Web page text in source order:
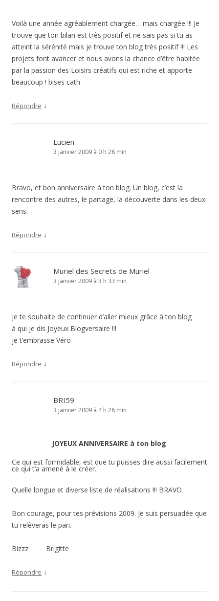
Voilà une année agréablement chargée… mais chargée !!! Je
trouve que ton bilan est très positif et ne sais pas si tu as
atteint la sérénité mais je trouve ton blog très positif !!! Les
projets font avancer et nous avons la chance d’être habitée
par la passion des Loisirs créatifs qui est riche et apporte
beaucoup ! bises cath
Répondre ↓
Lucien
3 janvier 2009 à 0 h 28 min
Bravo, et bon anniversaire à ton blog. Un blog, c’est la
rencontre des autres, le partage, la découverte dans les deux
sens.
Répondre ↓
Muriel des Secrets de Muriel
3 janvier 2009 à 3 h 33 min
je te souhaite de continuer d’aller mieux grâce à ton blog
à qui je dis Joyeux Blogversaire !!!
je t’embrasse Véro
Répondre ↓
BRI59
3 janvier 2009 à 4 h 28 min
JOYEUX ANNIVERSAIRE à ton blog.
Ce qui est formidable, est que tu puisses dire aussi facilement
ce qui t’a amené à le créer.
Quelle longue et diverse liste de réalisations !!! BRAVO
Bon courage, pour tes prévisions 2009. Je suis persuadée que
tu relèveras le pari.
Bizzz Brigitte
Répondre ↓